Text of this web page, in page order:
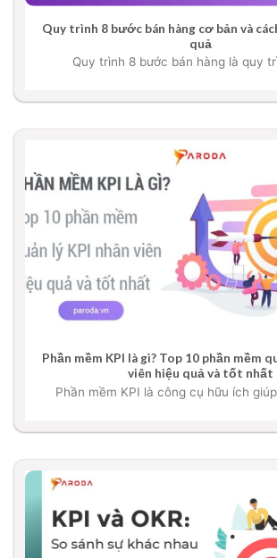
Quy trình 8 bước bán hàng cơ bản và
quả
Quy trình 8 bước bán hàng là quy
Phần mềm KPI là gì? Top 10 phần mềm
viên hiệu quả và tốt nhất
Phần mềm KPI là công cụ hữu ích